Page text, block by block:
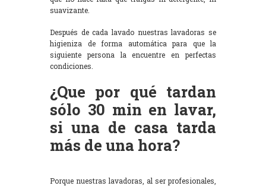
suavizante.
Después de cada lavado nuestras lavadoras se
higieniza de forma automática para que la
siguiente persona la encuentre en perfectas
condiciones.
¿Que por qué tardan
sólo 30 min en lavar,
si una de casa tarda
más de una hora?
Porque nuestras lavadoras, al ser profesionales,